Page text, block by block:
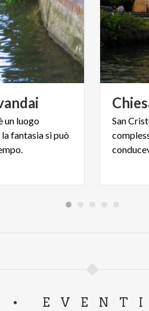
un luogo
fantasia si può
San
EVENTI